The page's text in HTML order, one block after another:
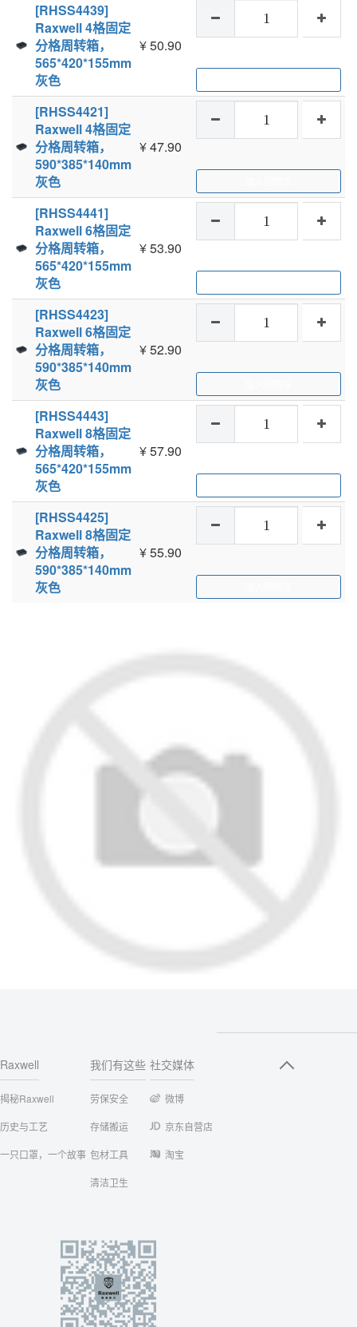
[RHSS4439]
Raxwell 4格固定
分格周转箱，
565*420*155mm
灰色
¥50.90
[RHSS4421]
Raxwell 4格固定
分格周转箱，
590*385*140mm
灰色
¥47.90
[RHSS4441]
Raxwell 6格固定
分格周转箱，
565*420*155mm
灰色
¥53.90
[RHSS4423]
Raxwell 6格固定
分格周转箱，
590*385*140mm
灰色
¥52.90
[RHSS4443]
Raxwell 8格固定
分格周转箱，
565*420*155mm
灰色
¥57.90
[RHSS4425]
Raxwell 8格固定
分格周转箱，
590*385*140mm
灰色
¥55.90
Raxwell
揭秘Raxwell
历史与工艺
一只口罩，一个故事
我们有这些
劳保安全
存储搬运
包材工具
清洁卫生
社交媒体
微博
京东自营店
淘宝